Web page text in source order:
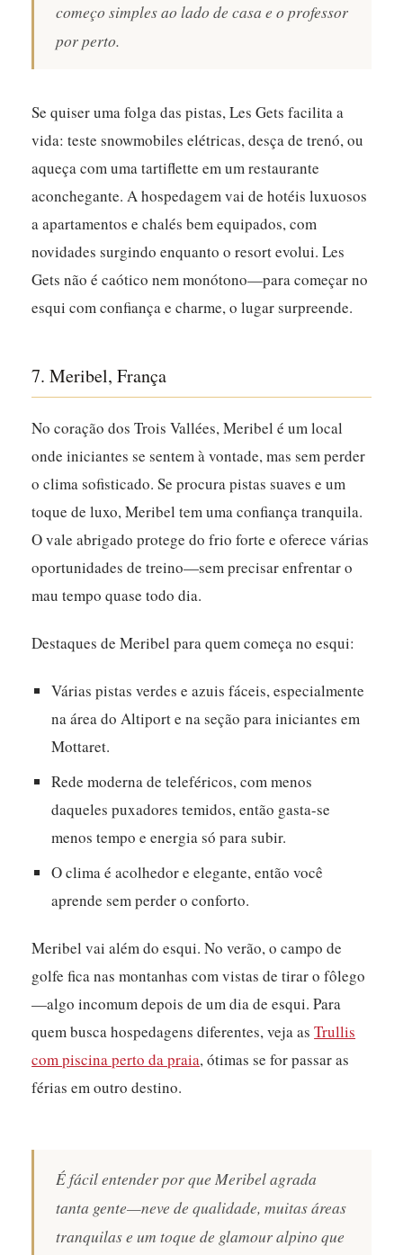
começo simples ao lado de casa e o professor
por perto.
Se quiser uma folga das pistas, Les Gets facilita a
vida: teste snowmobiles elétricas, desça de trenó, ou
aqueça com uma tartiflette em um restaurante
aconchegante. A hospedagem vai de hotéis luxuosos
a apartamentos e chalés bem equipados, com
novidades surgindo enquanto o resort evolui. Les
Gets não é caótico nem monótono—para começar no
esqui com confiança e charme, o lugar surpreende.
7. Meribel, França
No coração dos Trois Vallées, Meribel é um local
onde iniciantes se sentem à vontade, mas sem perder
o clima sofisticado.Se procura pistas suaves e um
toque de luxo, Meribel tem uma confiança tranquila.
O vale abrigado protege do frio forte e oferece várias
oportunidades de treino—sem precisar enfrentar o
mau tempo quase todo dia.
Destaques de Meribel para quem começa no esqui:
Várias pistas verdes e azuis fáceis, especialmente
na área do Altiport e na seção para iniciantes em
Mottaret.
Rede moderna de teleféricos, com menos
daqueles puxadores temidos, então gasta-se
menos tempo e energia só para subir.
O clima é acolhedor e elegante, então você
aprende sem perder o conforto.
Meribel vai além do esqui. No verão, o campo de
golfe fica nas montanhas com vistas de tirar o fôlego
—algo incomum depois de um dia de esqui. Para
quem busca hospedagens diferentes, veja asTrullis
com piscina perto da praia, ótimas se for passar as
férias em outro destino.
É fácil entender por que Meribel agrada
tanta gente—neve de qualidade, muitas áreas
tranquilas e um toque de glamour alpino que